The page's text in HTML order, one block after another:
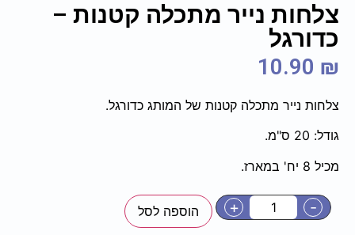
צלחות נייר מתכלה קטנות –
כדורגל
10.90 ₪
צלחות נייר מתכלה קטנות של המותג כדורגל.
גודל: 20 ס"מ.
מכיל 8 יח' במארז.
-
+ הוספה לסל